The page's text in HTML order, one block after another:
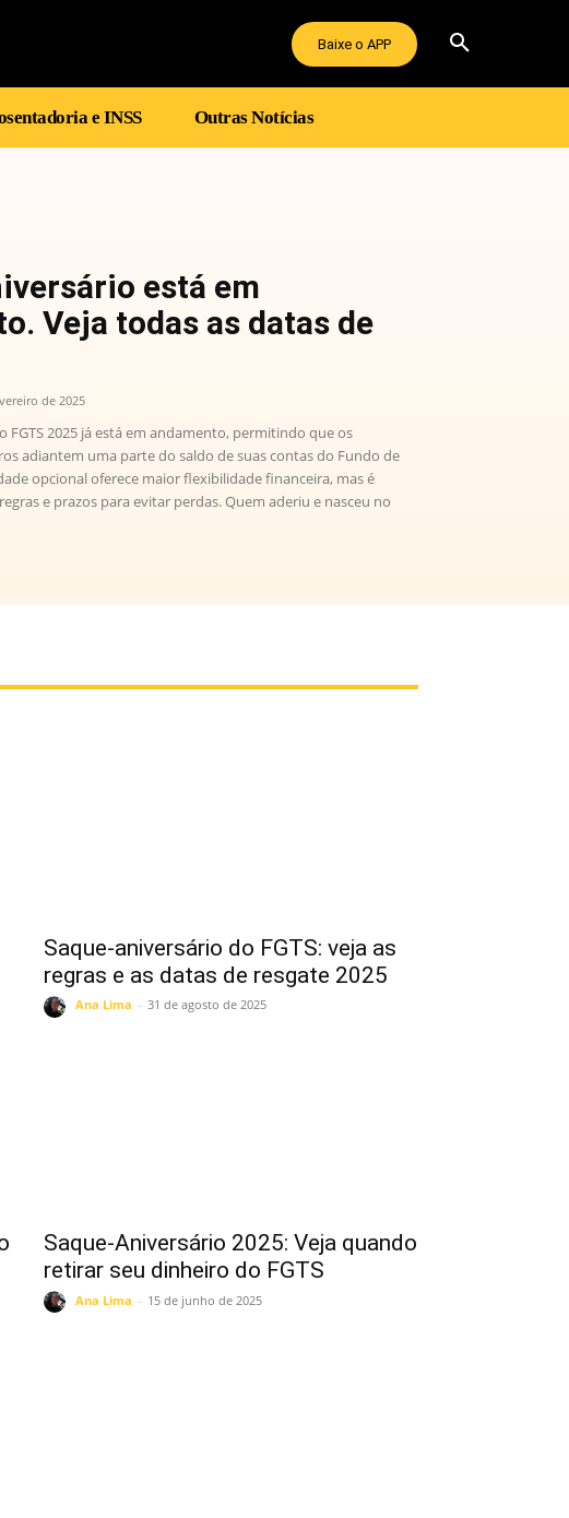
Baixe o APP
e INSS Outras Notícias
está em
Veja todas as datas de
de 2025
FGTS 2025 já está em andamento, permitindo que os
adiantem uma parte do saldo de suas contas do Fundo de
opcional oferece maior flexibilidade financeira, mas é
e prazos para evitar perdas. Quem aderiu e nasceu no
Saque-aniversário do FGTS: veja as
regras e as datas de resgate 2025
Ana Lima - 31 de agosto de 2025
Saque-Aniversário 2025: Veja quando
retirar seu dinheiro do FGTS
Ana Lima - 15 de junho de 2025